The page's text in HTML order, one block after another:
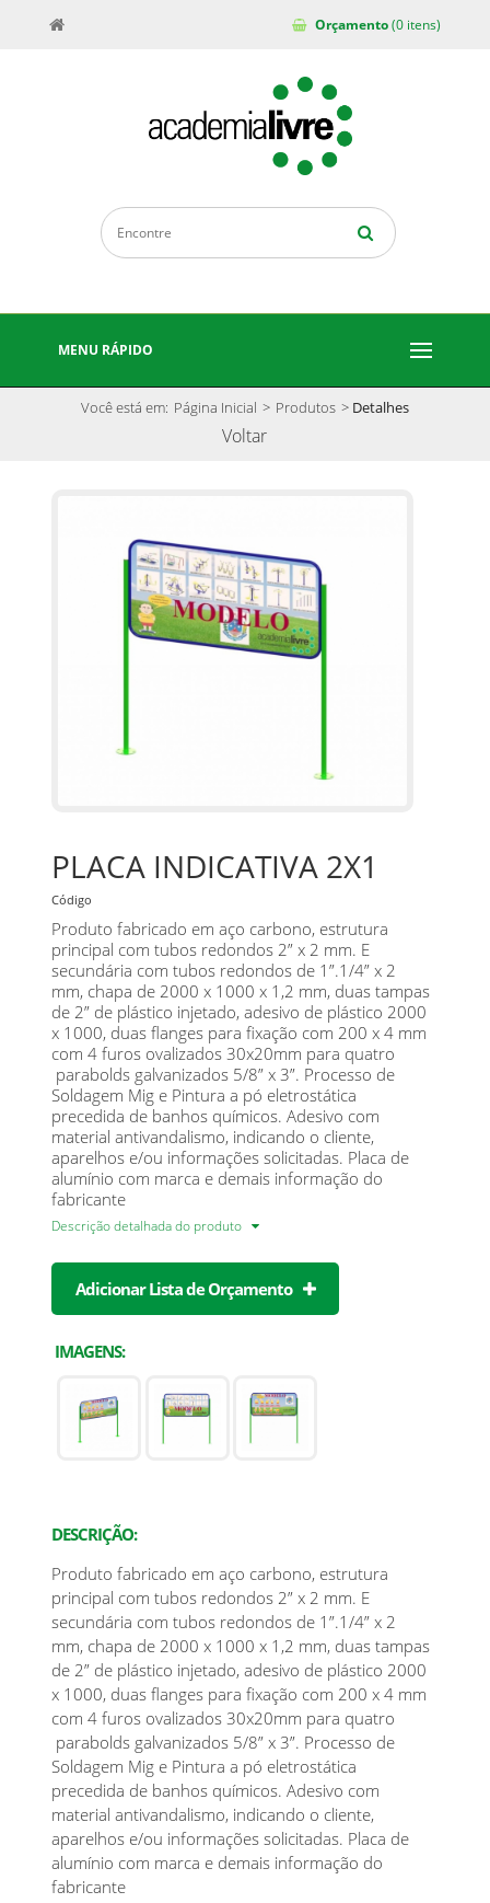
Orçamento(0 itens)
MENU RÁPIDO
Você está em: Página Inicial > Produtos > Detalhes
Voltar
PLACA INDICATIVA 2X1
Código
Produto fabricado em aço carbono, estrutura
principal com tubos redondos 2” x 2 mm. E
secundária com tubos redondos de 1”.1/4” x 2
mm, chapa de 2000 x 1000 x 1,2 mm, duas tampas
de 2” de plástico injetado, adesivo de plástico 2000
x 1000, duas flanges para fixação com 200 x 4 mm
com 4 furos ovalizados 30x20mm para quatro
parabolds galvanizados 5/8” x 3”. Processo de
Soldagem Mig e Pintura a pó eletrostática
precedida de banhos químicos. Adesivo com
material antivandalismo, indicando o cliente,
aparelhos e/ou informações solicitadas. Placa de
alumínio com marca e demais informação do
fabricante
Descrição detalhada do produto
Adicionar Lista de Orçamento
IMAGENS:
DESCRIÇÃO:
Produto fabricado em aço carbono, estrutura
principal com tubos redondos 2” x 2 mm. E
secundária com tubos redondos de 1”.1/4” x 2
mm, chapa de 2000 x 1000 x 1,2 mm, duas tampas
de 2” de plástico injetado, adesivo de plástico 2000
x 1000, duas flanges para fixação com 200 x 4 mm
com 4 furos ovalizados 30x20mm para quatro
parabolds galvanizados 5/8” x 3”. Processo de
Soldagem Mig e Pintura a pó eletrostática
precedida de banhos químicos. Adesivo com
material antivandalismo, indicando o cliente,
aparelhos e/ou informações solicitadas. Placa de
alumínio com marca e demais informação do
fabricante